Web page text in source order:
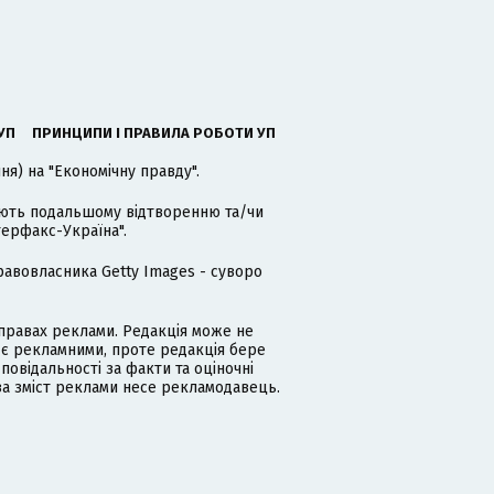
ПРИНЦИПИ І ПРАВИЛА РОБОТИ УП
на "Економічну правду".
подальшому відтворенню та/чи
Україна".
Getty Images - суворо
реклами. Редакція може не
рекламними, проте редакція бере
за факти та оціночні
зміст реклами несе рекламодавець.